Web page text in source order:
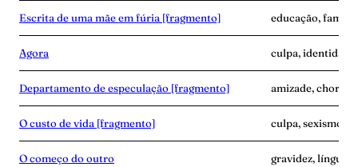
Escrita de uma mãe em fúria [fragmento] educação,
Agora culpa, identidade
Departamento de especulação [fragmento] amizade, choro,
O custo de vida [fragmento] culpa, sexismo,
O começo do outro gravidez,